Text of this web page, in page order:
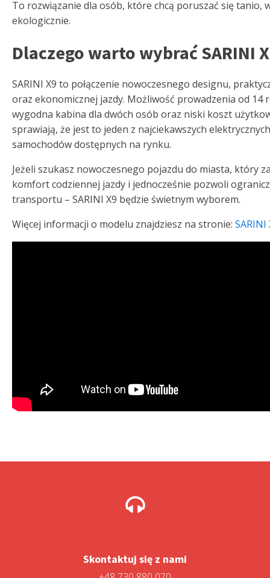
To rozwiązanie dla osób, które chcą poruszać się tanio,
ekologicznie.
Dlaczego warto wybrać SARINI
SARINI X9 to połączenie nowoczesnego designu,
oraz ekonomicznej jazdy. Możliwość prowadzenia od 14
wygodna kabina dla dwóch osób oraz niski koszt
sprawiają, że jest to jeden z najciekawszych
samochodów dostępnych na rynku.
Jeżeli szukasz nowoczesnego pojazdu do miasta, który
komfort codziennej jazdy i jednocześnie pozwoli
transportu – SARINI X9 będzie świetnym wyborem.
Więcej informacji o modelu znajdziesz na stronie: SARINI
Skontaktuj się z nami